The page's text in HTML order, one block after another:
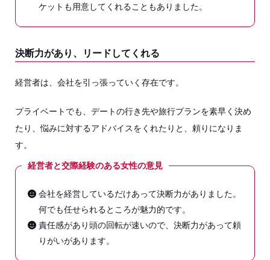
ケットも用意してくれることもありました。
決断力があり、リードしてくれる
経営者は、会社を引っ張っていく存在です。
プライベートでも、デートの行き先や旅行プランを素早く決め
たり、悩みに対するアドバイスをくれたりと、頼りになりま
す。
経営者と交際経験のある女性の意見
会社を経営しているだけあって決断力がありました。
何でも任せられるところが魅力的です。
責任感があり頭の回転が速いので、決断力があって頼
りがいがあります。